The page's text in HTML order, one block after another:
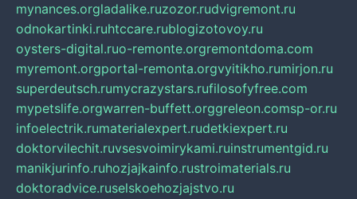
mynances.orgladalike.ruzozor.rudvigremont.ru
odnokartinki.ruhtccare.rublogizotovoy.ru
oysters-digital.ruo-remonte.orgremontdoma.com
myremont.orgportal-remonta.orgvyitikho.rumirjon.ru
superdeutsch.rumycrazystars.rufilosofyfree.com
mypetslife.orgwarren-buffett.orggreleon.comsp-or.ru
infoelectrik.rumaterialexpert.rudetkiexpert.ru
doktorvilechit.ruvsesvoimirykami.ruinstrumentgid.ru
manikjurinfo.ruhozjajkainfo.rustroimaterials.ru
doktoradvice.ruselskoehozjajstvo.ru